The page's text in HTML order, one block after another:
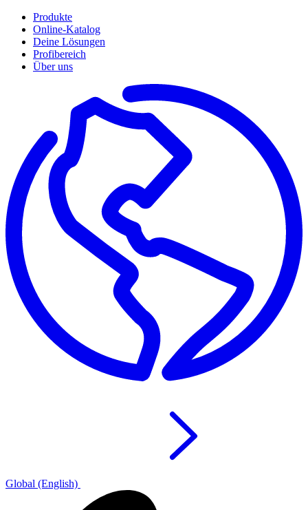
Produkte
Online-Katalog
Deine Lösungen
Profibereich
Über uns
Global (English)